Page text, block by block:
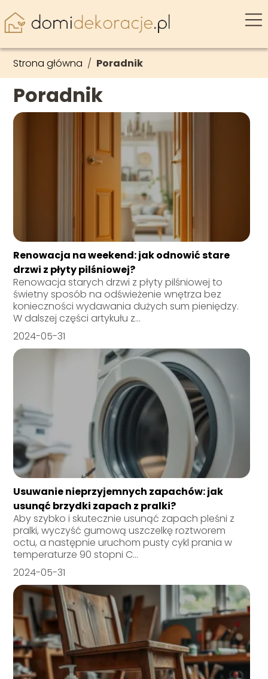
Strona główna / Poradnik
Poradnik
Renowacja na weekend: jak odnowić stare
drzwi z płyty pilśniowej?
Renowacja starych drzwi z płyty pilśniowej to
świetny sposób na odświeżenie wnętrza bez
konieczności wydawania dużych sum pieniędzy.
W dalszej części artykułu z...
2024-05-31
Usuwanie nieprzyjemnych zapachów: jak
usunąć brzydki zapach z pralki?
Aby szybko i skutecznie usunąć zapach pleśni z
pralki, wyczyść gumową uszczelkę roztworem
octu, a następnie uruchom pusty cykl prania w
temperaturze 90 stopni C...
2024-05-31